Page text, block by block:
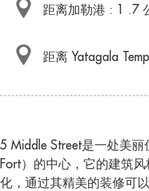
距离加勒港 : 1 .7
距离 Yatagala
5 Middle Street是一处美
Fort）的中心，它的建筑
化，通过其精美的装修可